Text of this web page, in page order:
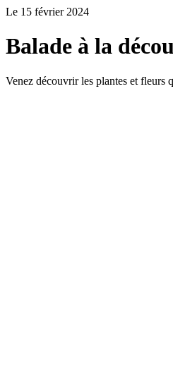
Le 15 février 2024
Balade à la
Venez découvrir les plantes et fleurs